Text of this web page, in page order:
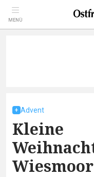
MENÜ
Advent
Kleine